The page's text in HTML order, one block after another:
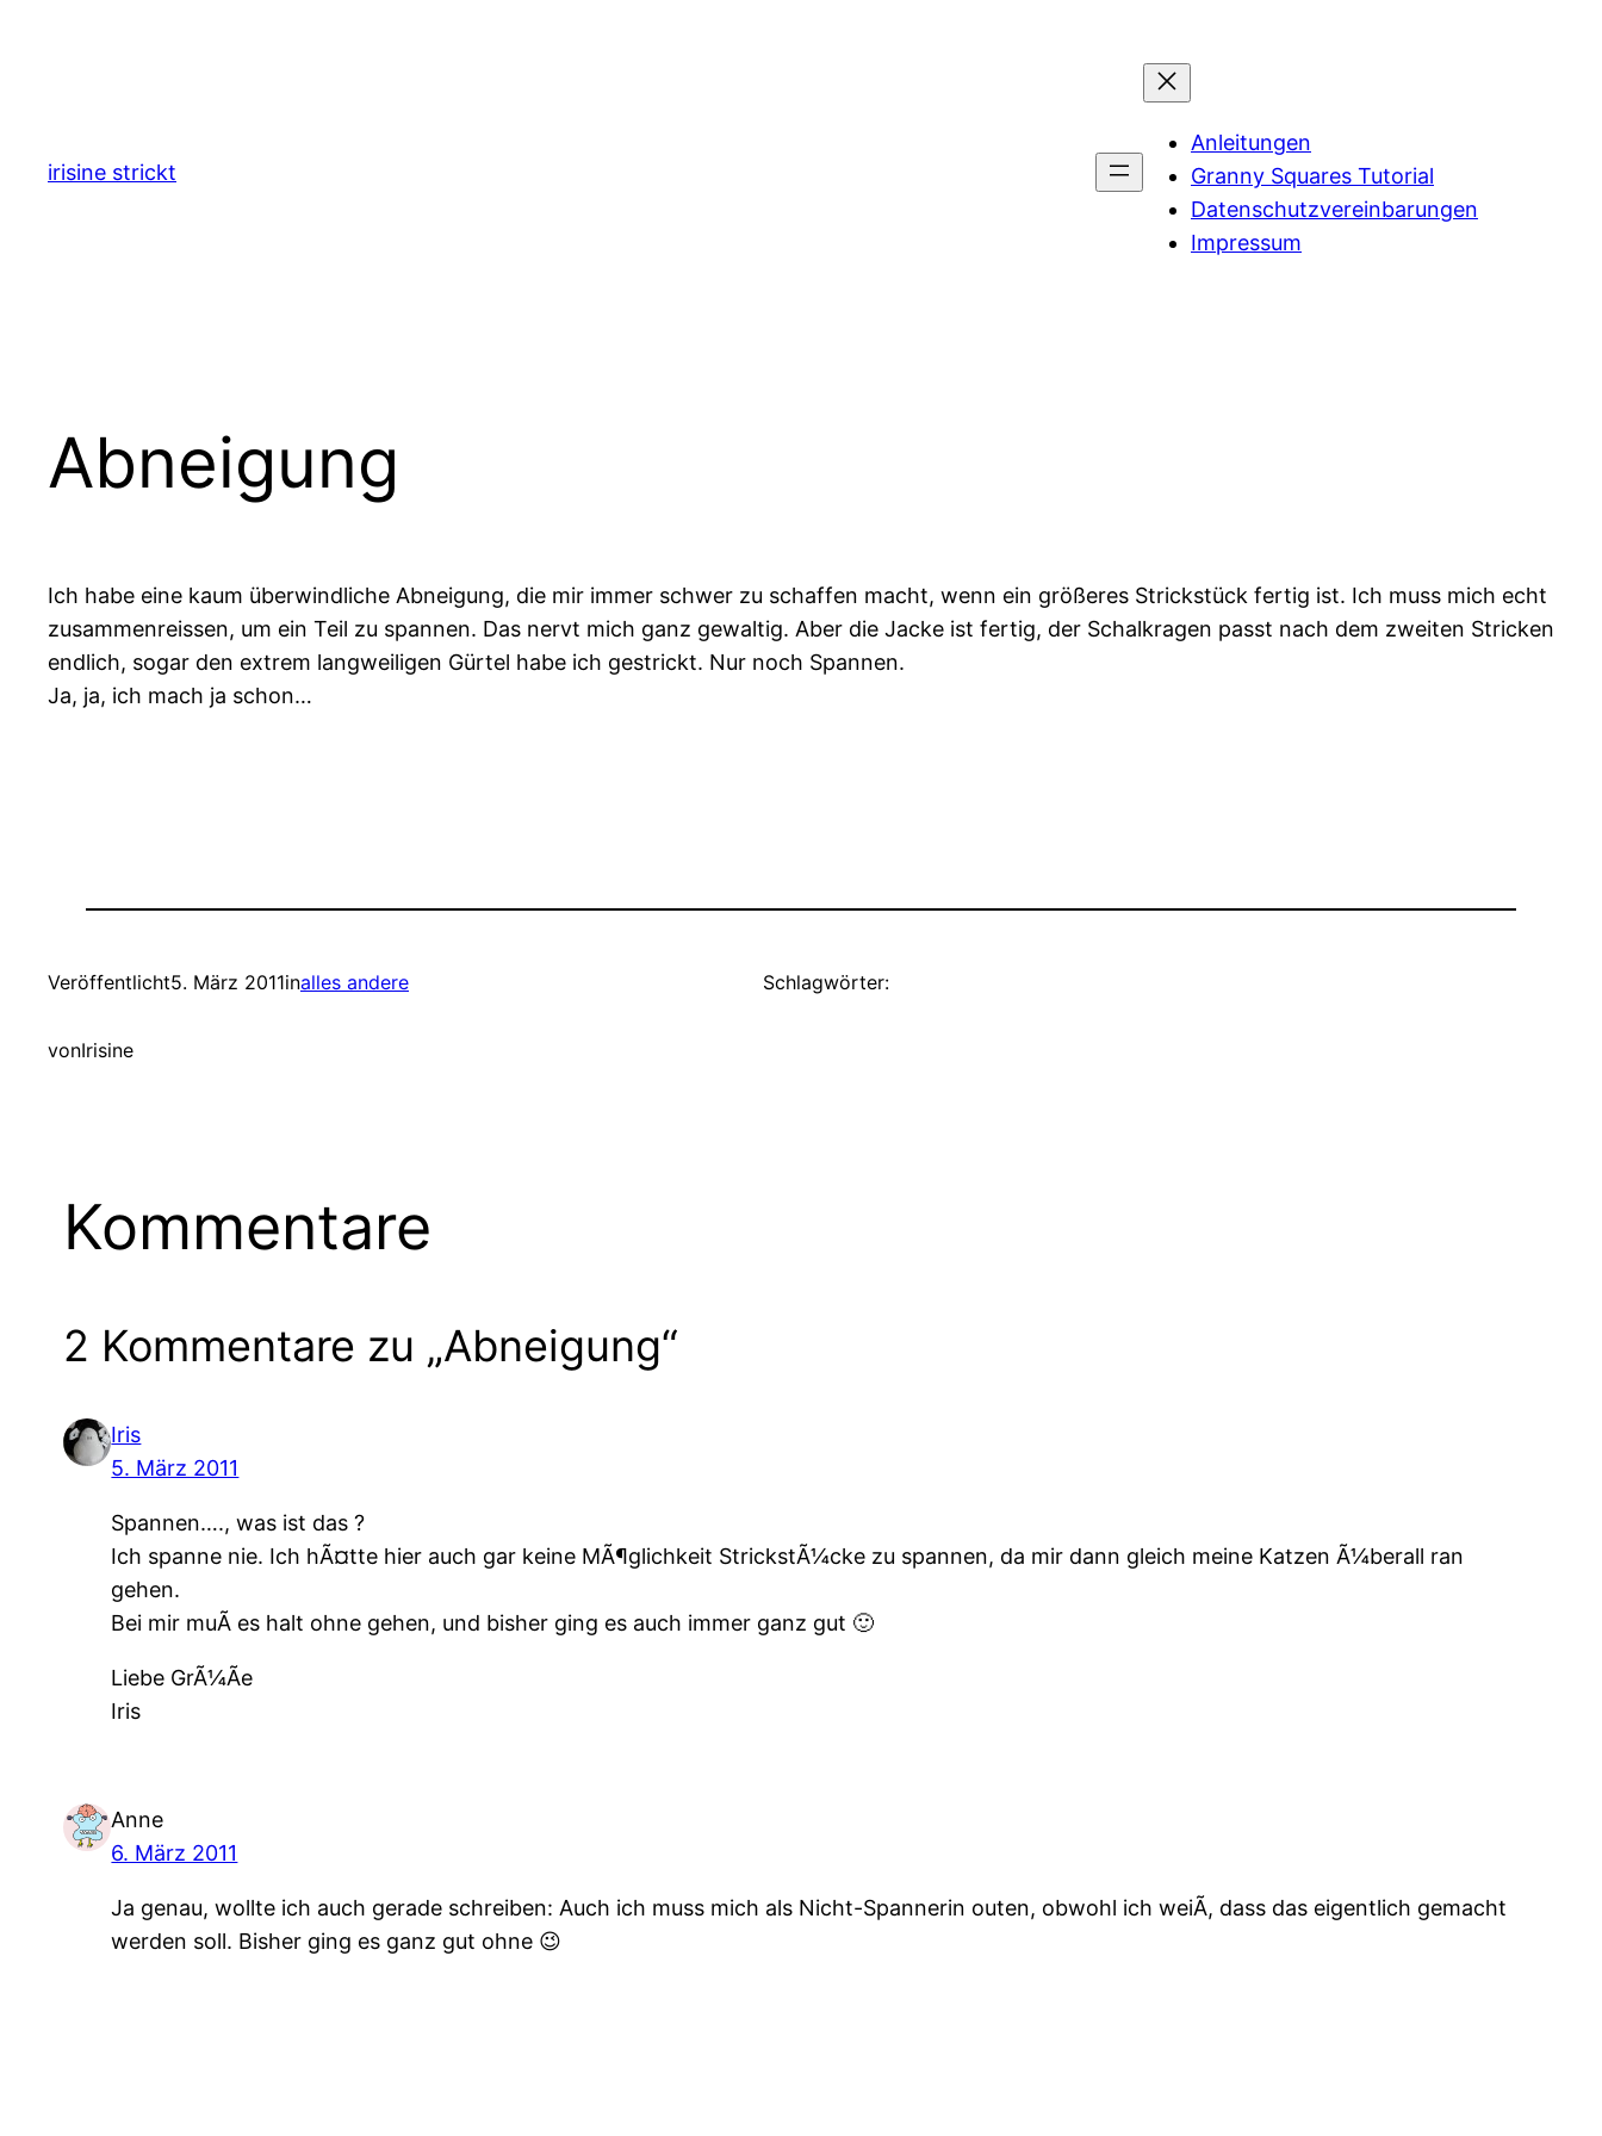
irisine strickt
Anleitungen
Granny Squares Tutorial
Datenschutzvereinbarungen
Impressum
Abneigung
Ich habe eine kaum überwindliche Abneigung, die mir immer schwer zu schaffen macht, wenn ein größeres Strickstück fertig ist. Ich muss mich echt
zusammenreissen, um ein Teil zu spannen. Das nervt mich ganz gewaltig. Aber die Jacke ist fertig, der Schalkragen passt nach dem zweiten Stricken
endlich, sogar den extrem langweiligen Gürtel habe ich gestrickt. Nur noch Spannen.
Ja, ja, ich mach ja schon…
Veröffentlicht5. März 2011inalles andere
vonIrisine
Schlagwörter:
Kommentare
2 Kommentare zu „Abneigung“
Iris
5. März 2011
Spannen…., was ist das ?
Ich spanne nie. Ich hÃ¤tte hier auch gar keine MÃ¶glichkeit StrickstÃ¼cke zu spannen, da mir dann gleich meine Katzen Ã¼berall ran
gehen.
Bei mir muÃ es halt ohne gehen, und bisher ging es auch immer ganz gut 🙂
Liebe GrÃ¼Ãe
Iris
Anne
6. März 2011
Ja genau, wollte ich auch gerade schreiben: Auch ich muss mich als Nicht-Spannerin outen, obwohl ich weiÃ, dass das eigentlich gemacht
werden soll. Bisher ging es ganz gut ohne 😉